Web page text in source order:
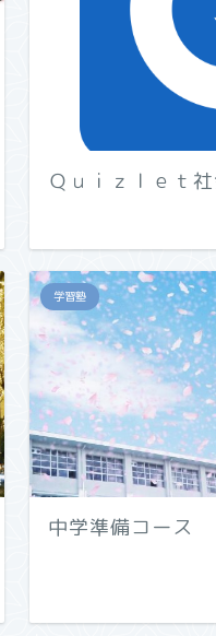
Ｑｕｉｚｌｅｔ
学習塾
中学準備コース